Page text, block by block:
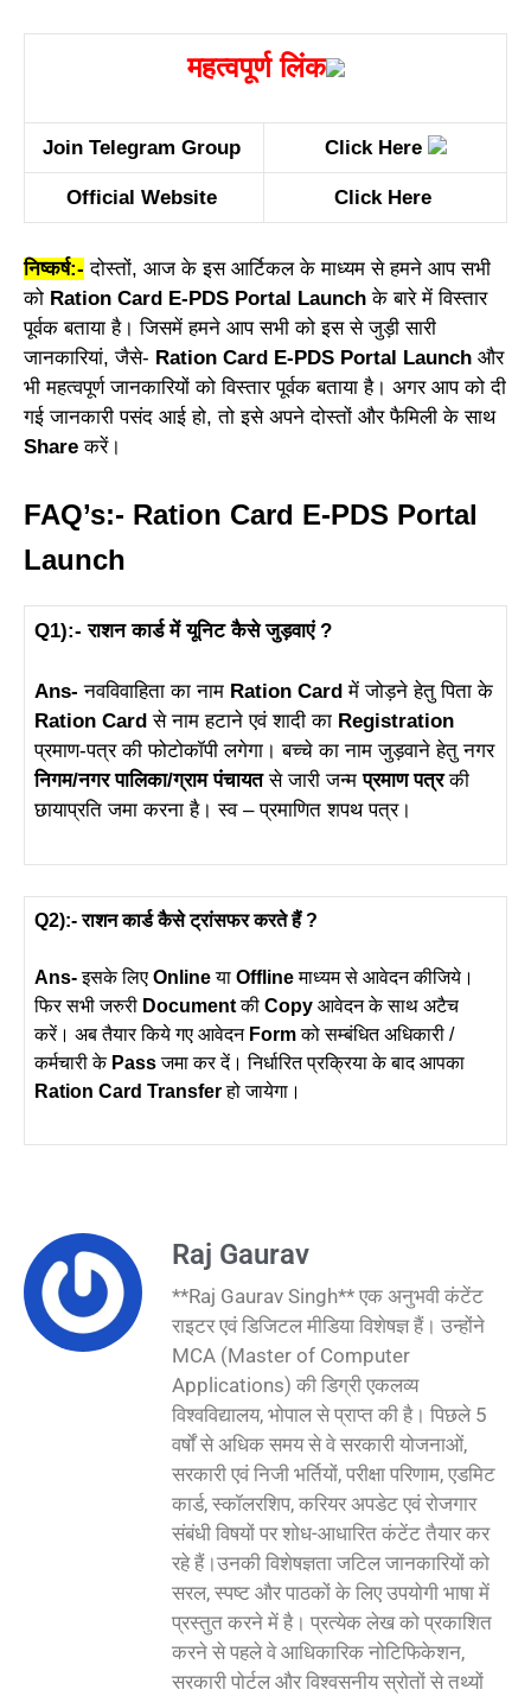
महत्वपूर्ण लिंक
Join Telegram Group Click Here
Official Website Click Here
निष्कर्ष:- दोस्तों, आज के इस आर्टिकल के माध्यम से हमने आप सभी
को Ration Card E-PDS Portal Launch के बारे में विस्तार
पूर्वक बताया है। जिसमें हमने आप सभी को इस से जुड़ी सारी
जानकारियां, जैसे- Ration Card E-PDS Portal Launch और
भी महत्वपूर्ण जानकारियों को विस्तार पूर्वक बताया है। अगर आप को दी
गई जानकारी पसंद आई हो, तो इसे अपने दोस्तों और फैमिली के साथ
Share करें।
FAQ’s:- Ration Card E-PDS Portal
Launch
Q1):- राशन कार्ड में यूनिट कैसे जुड़वाएं ?
Ans- नवविवाहिता का नाम Ration Card में जोड़ने हेतु पिता के
Ration Card से नाम हटाने एवं शादी का Registration
प्रमाण-पत्र की फोटोकॉपी लगेगा। बच्चे का नाम जुड़वाने हेतु नगर
निगम/नगर पालिका/ग्राम पंचायतसे जारी जन्मप्रमाण पत्रकी
छायाप्रति जमा करना है। स्व – प्रमाणित शपथ पत्र।
Q2):- राशन कार्ड कैसे ट्रांसफर करते हैं ?
Ans-इसके लिए Onlineया Offlineमाध्यम से आवेदन कीजिये।
फिर सभी जरुरी Documentकी Copy आवेदन के साथ अटैच
करें। अब तैयार किये गए आवेदन Formको सम्बंधित अधिकारी /
कर्मचारी के Passजमा कर दें। निर्धारित प्रक्रिया के बाद आपका
Ration Card Transferहो जायेगा।
Raj Gaurav
**Raj Gaurav Singh** एक अनुभवी कंटेंट
राइटर एवं डिजिटल मीडिया विशेषज्ञ हैं। उन्होंने
MCA (Master of Computer
Applications) की डिग्री एकलव्य
विश्वविद्यालय, भोपाल से प्राप्त की है। पिछले 5
वर्षों से अधिक समय से वे सरकारी योजनाओं,
सरकारी एवं निजी भर्तियों, परीक्षा परिणाम, एडमिट
कार्ड, स्कॉलरशिप, करियर अपडेट एवं रोजगार
संबंधी विषयों पर शोध-आधारित कंटेंट तैयार कर
रहे हैं।उनकी विशेषज्ञता जटिल जानकारियों को
सरल, स्पष्ट और पाठकों के लिए उपयोगी भाषा में
प्रस्तुत करने में है। प्रत्येक लेख को प्रकाशित
करने से पहले वे आधिकारिक नोटिफिकेशन,
सरकारी पोर्टल और विश्वसनीय स्रोतों से तथ्यों